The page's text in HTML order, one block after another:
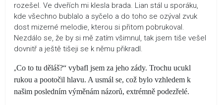
rozešel. Ve dveřích mi klesla brada. Lian stál u sporáku,
kde všechno bublalo a syčelo a do toho se ozýval zvuk
dost mizerné melodie, kterou si přitom pobrukoval.
Nezdálo se, že by si mě zatím všimnul, tak jsem tiše vešel
dovnitř a ještě tišeji se k němu přikradl.
„Co to tu děláš?“ vybafl jsem za jeho zády. Trochu ucukl
rukou a pootočil hlavu. A usmál se, což bylo vzhledem k
našim posledním výměnám názorů, extrémně podezřelé.